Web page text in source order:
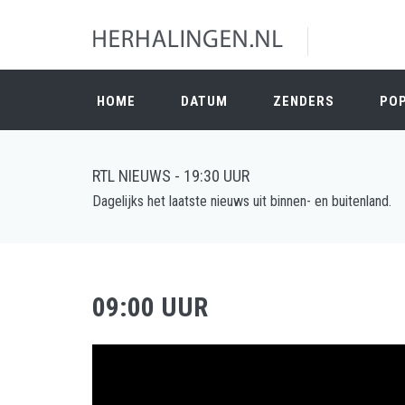
HOME DATUM ZENDERS
RTL NIEUWS - 19:30 UUR
Dagelijks het laatste nieuws uit binnen- en buitenland.
09:00 UUR